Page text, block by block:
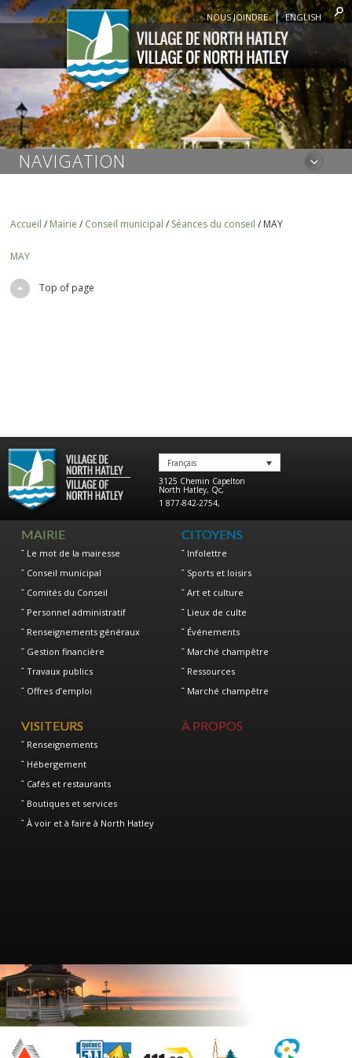
NOUS JOINDRE ENGLISH
NAVIGATION
Accueil / Mairie / Conseil municipal / Séances du conseil / MAY
MAY
Top of page
Français
3125 Chemin Capelton
North Hatley, Qc,
1 877-842-2754,
MAIRIE
Le mot de la mairesse
Conseil municipal
Comités du Conseil
Personnel administratif
Renseignements généraux
Gestion financière
Travaux publics
Offres d’emploi
CITOYENS
Infolettre
Sports et loisirs
Art et culture
Lieux de culte
Événements
Marché champêtre
Ressources
Marché champêtre
VISITEURS
Renseignements
Hébergement
Cafés et restaurants
Boutiques et services
À voir et à faire à North Hatley
À PROPOS